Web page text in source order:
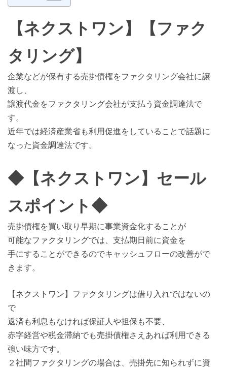
【ネクストワン】【ファク
タリング】
企業などが保有する売掛債権をファクタリング会社に譲
渡し、
譲渡代金をファクタリング会社が支払う資金調達法で
す。
近年では経済産業省も利用促進をしていることで話題に
なった資金調達法です。
◆【ネクストワン】セール
スポイント◆
売掛債権を買い取り早期に事業資金化することが
可能なファクタリングでは、支払期日前に資金を
手にすることができるのでキャッシュフローの改善がで
きます。
【ネクストワン】ファクタリングは借り入れではないの
で
返済も利息もなければ保証人や担保も不要、
赤字経営や税金滞納でも売掛債権さえあれば利用できる
強い味方です。
２社間ファクタリングの場合は、売掛先に知られずに資